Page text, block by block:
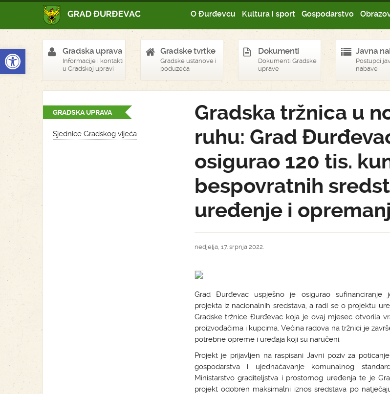
Open toolbar
O Đurđevcu Kultura i sport Gospodarstvo
Gradska uprava
Informacije i kontakti
u Gradskoj upravi
Gradske tvrtke
Gradske ustanove i
poduzeća
Dokumenti
Dokumenti Gradske
uprave
Javna
Postupci
nabave
GRADSKA UPRAVA
Sjednice Gradskog vijeća
Gradska tržnica u
ruhu: Grad
osigurao 120 tis.
bespovratnih
uređenje i
nedjelja, 17. srpnja 2022.
Grad Đurđevac uspješno je osigurao sufinanciranje
projekta iz nacionalnih sredstava, a radi se o projektu
Gradske tržnice Đurđevac koja je ovaj mjesec otvorila
proizvođačima i kupcima. Većina radova na tržnici je
potrebne opreme i uređaja koji su naručeni.
Projekt je prijavljen na raspisani Javni poziv za
gospodarstva i ujednačavanje komunalnog
Ministarstvo graditeljstva i prostornog uređenja te je
projekt odobren maksimalni iznos sredstava po